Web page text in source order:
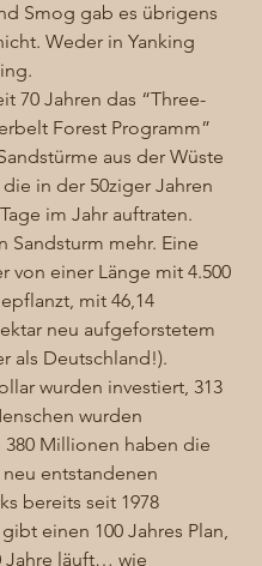
Smog gab es übrigens
Weder in Yanking
70 Jahren das “Three-
Forest Programm”
aus der Wüste
in der 50ziger Jahren
im Jahr auftraten.
Sandsturm mehr. Eine
von einer Länge mit 4.500
mit 46,14
neu aufgeforstetem
als Deutschland!).
wurden investiert, 313
wurden
380 Millionen haben die
entstandenen
bereits seit 1978
einen 100 Jahres Plan,
Jahre läuft… wie